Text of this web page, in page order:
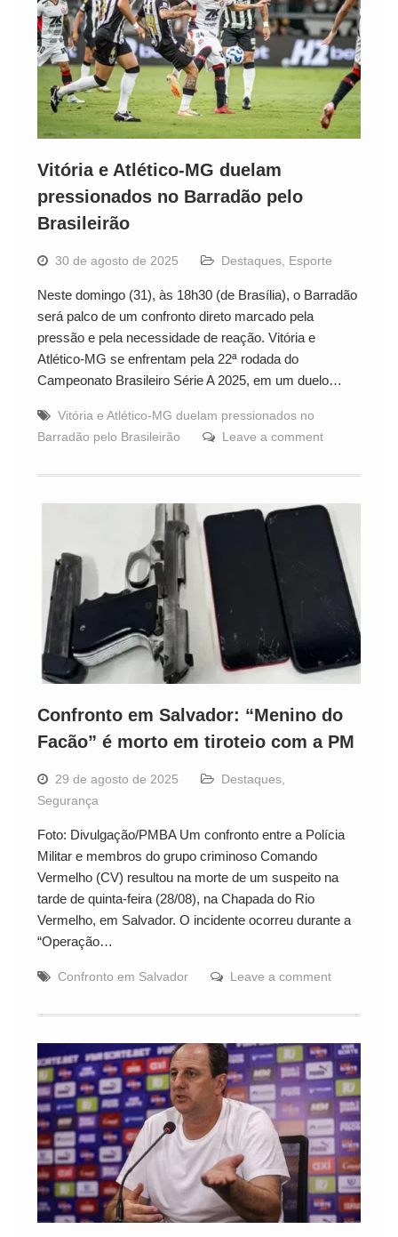
Vitória e Atlético-MG duelam
pressionados no Barradão pelo
Brasileirão
30 de agosto de 2025 Destaques, Esporte
Neste domingo (31), às 18h30 (de Brasília), o Barradão
será palco de um confronto direto marcado pela
pressão e pela necessidade de reação. Vitória e
Atlético-MG se enfrentam pela 22ª rodada do
Campeonato Brasileiro Série A 2025, em um duelo…
Vitória e Atlético-MG duelam pressionados no
Barradão pelo Brasileirão
Leave a comment
Confronto em Salvador: “Menino do
Facão” é morto em tiroteio com a PM
29 de agosto de 2025 Destaques,
Segurança
Foto: Divulgação/PMBA Um confronto entre a Polícia
Militar e membros do grupo criminoso Comando
Vermelho (CV) resultou na morte de um suspeito na
tarde de quinta-feira (28/08), na Chapada do Rio
Vermelho, em Salvador. O incidente ocorreu durante a
“Operação…
Confronto em Salvador Leave a comment